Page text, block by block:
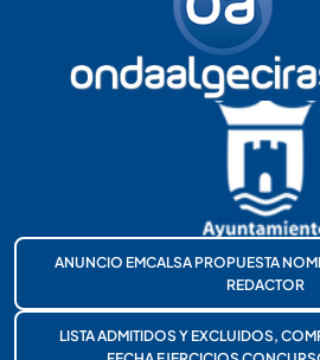
ANUNCIO EMCALSA PROPUESTA
REDACTOR
LISTA ADMITIDOS Y EXCLUIDOS,